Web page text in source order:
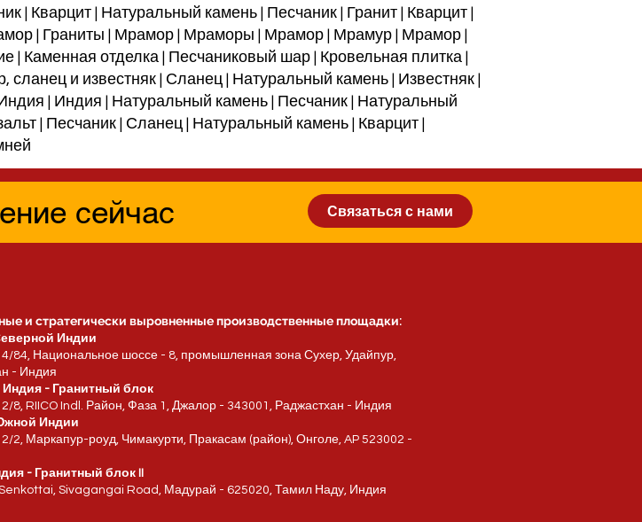
| Кварцит | Натуральный камень | Песчаник | Гранит | Кварцит |
| Граниты | Мрамор | Мраморы | Мрамор | Мрамур | Мрамор |
Каменная отделка | Песчаниковый шар | Кровельная плитка |
и известняк | Сланец | Натуральный камень | Известняк |
| Индия | Натуральный камень | Песчаник | Натуральный
| Песчаник | Сланец | Натуральный камень | Кварцит |
сейчас Связаться с нами
и стратегически выровненные производственные площадки:
Индии
84, Национальное шоссе - 8, промышленная зона Сухер, Удайпур,
- Индия
Индия - Гранитный блок
8, RIICO Indl. Район, Фаза 1, Джалор - 343001, Раджастхан - Индия
Индии
2, Маркапур-роуд, Чимакурти, Пракасам (район), Онголе, AP 523002 -
- Гранитный блок II
Sivagangai Road, Мадурай - 625020, Тамил Наду, Индия